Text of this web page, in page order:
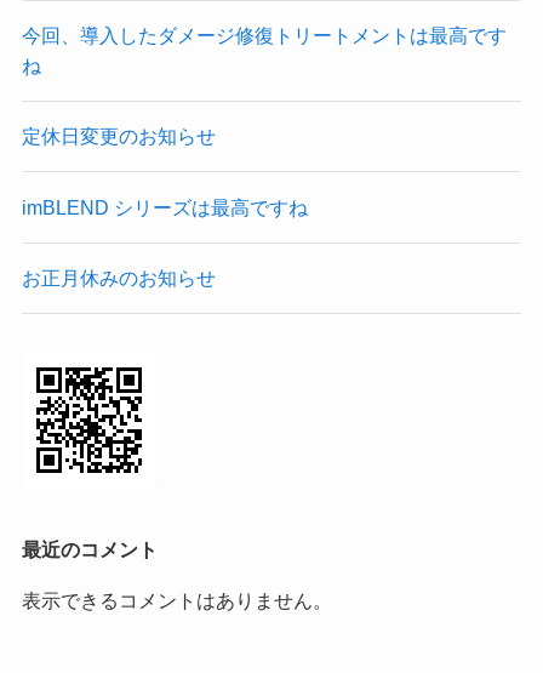
今回、導入したダメージ修復トリートメントは最高です
ね
定休日変更のお知らせ
imBLEND シリーズは最高ですね
お正月休みのお知らせ
最近のコメント
表示できるコメントはありません。